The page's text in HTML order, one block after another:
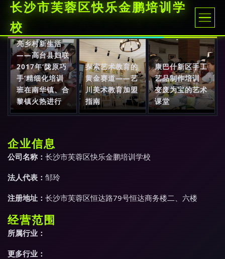
长沙市芙蓉区快乐金鹏培训学
校
巧手编织幸福
梦，艺术培训点
亮乡村新生活
——高台县妇联
2017年‘陇原巧
手’精细化培训
班在南华镇、合
黎镇火热进行
探索艺术教育的
黄金赛道——艺
川美术教育加盟
指南
康巴什新区手工
艺品制作培训
变废为宝的艺术
课堂
企业信息
公司名称： 长沙市芙蓉区快乐金鹏培训学校
法人代表： 邹玲
注册地址： 长沙市芙蓉区恒达路79号恒达商务楼二、六楼
经营范围
所属行业：
更多行业：